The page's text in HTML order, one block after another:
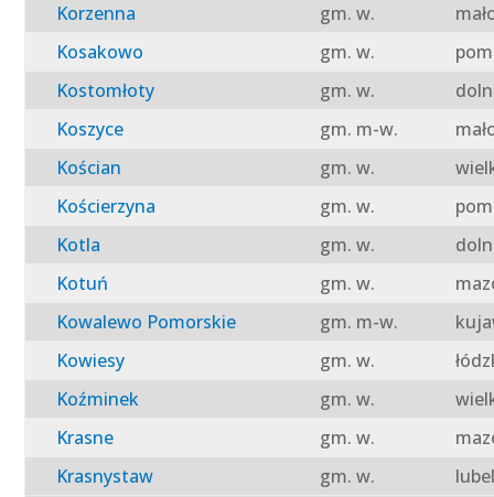
Korzenna
gm. w.
Kosakowo
gm. w.
Kostomłoty
gm. w.
Koszyce
gm. m-w.
Kościan
gm. w.
Kościerzyna
gm. w.
Kotla
gm. w.
Kotuń
gm. w.
Kowalewo Pomorskie
gm. m-w.
Kowiesy
gm. w.
Koźminek
gm. w.
Krasne
gm. w.
Krasnystaw
gm. w.